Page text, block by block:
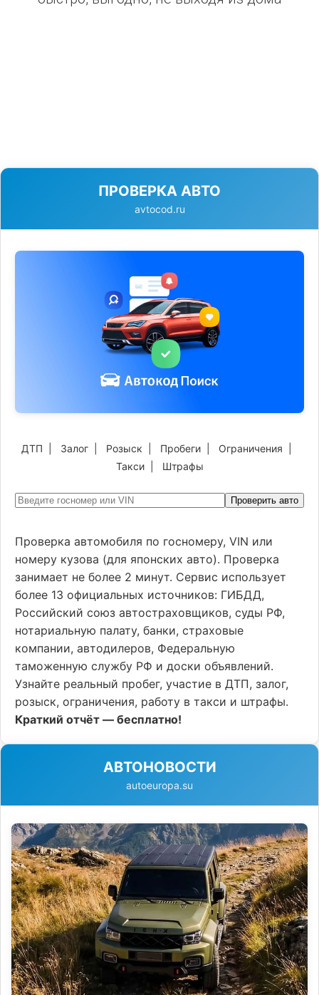
ПРОВЕРКА АВТО
avtocod.ru
ДТП Залог Розыск Пробеги Ограничения
Такси| Штрафы
Проверить авто
Проверка автомобиля по госномеру, VIN или
номеру кузова (для японских авто). Проверка
занимает не более 2 минут. Сервис использует
более 13 официальных источников: ГИБДД,
Российский союз автостраховщиков, суды РФ,
нотариальную палату, банки, страховые
компании, автодилеров, Федеральную
таможенную службу РФ и доски объявлений.
Узнайте реальный пробег, участие в ДТП, залог,
розыск, ограничения, работу в такси и штрафы.
Краткий отчёт — бесплатно!
АВТОНОВОСТИ
autoeuropa.su